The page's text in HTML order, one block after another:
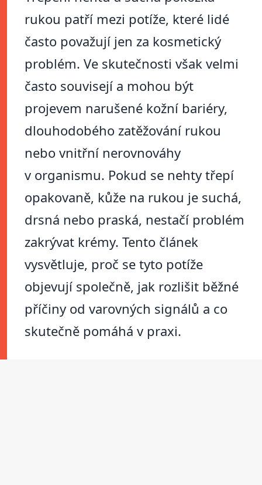
rukou patří mezi potíže, které lidé
často považují jen za kosmetický
problém. Ve skutečnosti však velmi
často souvisejí a mohou být
projevem narušené kožní bariéry,
dlouhodobého zatěžování rukou
nebo vnitřní nerovnováhy
v organismu. Pokud se nehty třepí
opakovaně, kůže na rukou je suchá,
drsná nebo praská, nestačí problém
zakrývat krémy. Tento článek
vysvětluje, proč se tyto potíže
objevují společně, jak rozlišit běžné
příčiny od varovných signálů a co
skutečně pomáhá v praxi.